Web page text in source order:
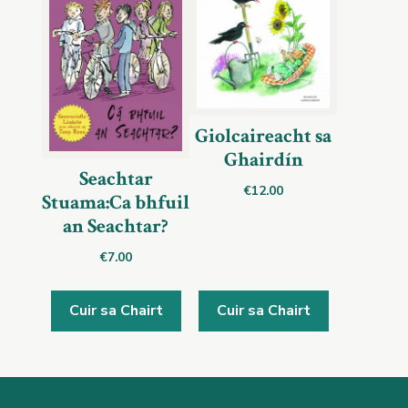
Seachtar
Stuama:Ca bhfuil
an Seachtar?
€7.00
Cuir sa Chairt
Giolcaireacht sa
Ghairdín
€12.00
Cuir sa Chairt